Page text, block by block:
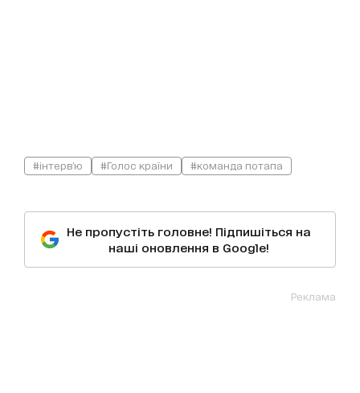
#інтерв'ю #Голос країни #команда потапа
Не пропустіть головне! Підпишіться на
наші оновлення в Google!
Реклама